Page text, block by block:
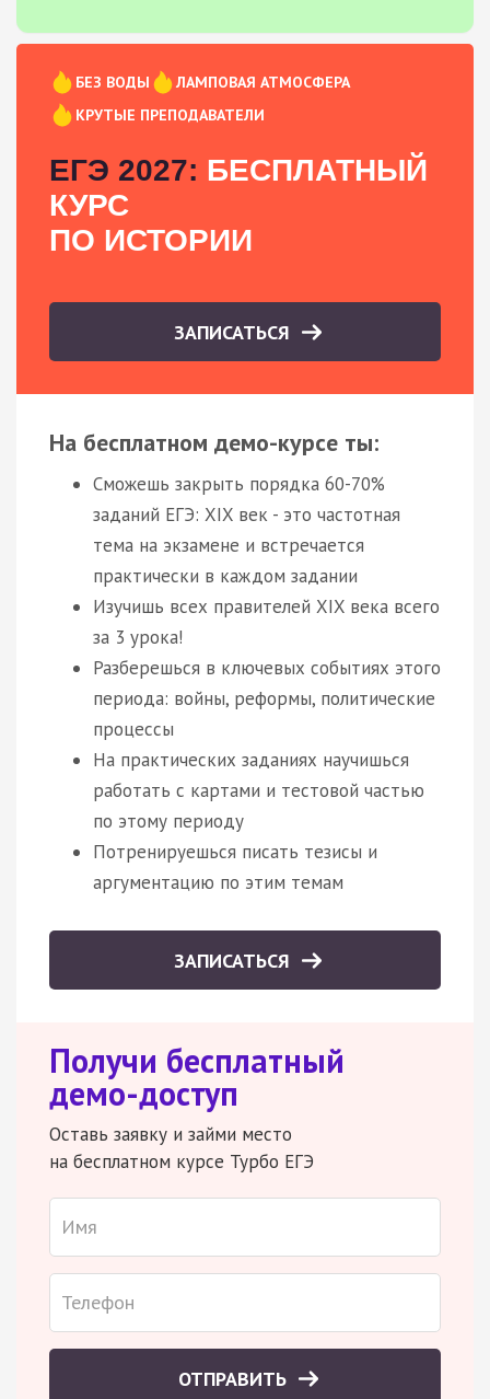
БЕЗ ВОДЫ
ЛАМПОВАЯ АТМОСФЕРА
КРУТЫЕ ПРЕПОДАВАТЕЛИ
ЕГЭ 2027: БЕСПЛАТНЫЙ
КУРС
ПО ИСТОРИИ
ЗАПИСАТЬСЯ
На бесплатном демо-курсе ты:
Сможешь закрыть порядка 60-70%
заданий ЕГЭ: XIX век - это частотная
тема на экзамене и встречается
практически в каждом задании
Изучишь всех правителей XIX века всего
за 3 урока!
Разберешься в ключевых событиях этого
периода: войны, реформы, политические
процессы
На практических заданиях научишься
работать с картами и тестовой частью
по этому периоду
Потренируешься писать тезисы и
аргументацию по этим темам
ЗАПИСАТЬСЯ
Получи бесплатный
демо-доступ
Оставь заявку и займи место
на бесплатном курсе Турбо ЕГЭ
ОТПРАВИТЬ